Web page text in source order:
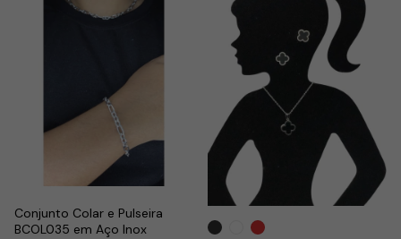
Conjunto Colar e Pulseira
BCOL035 em Aço Inox